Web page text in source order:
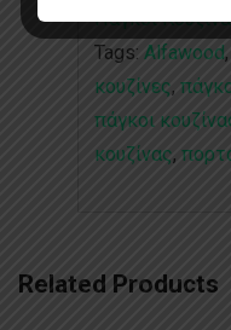
Πάγκοι
Tags: Alfawood,
κουζίνες,
πάγκοι
κουζίνας,
Related Products